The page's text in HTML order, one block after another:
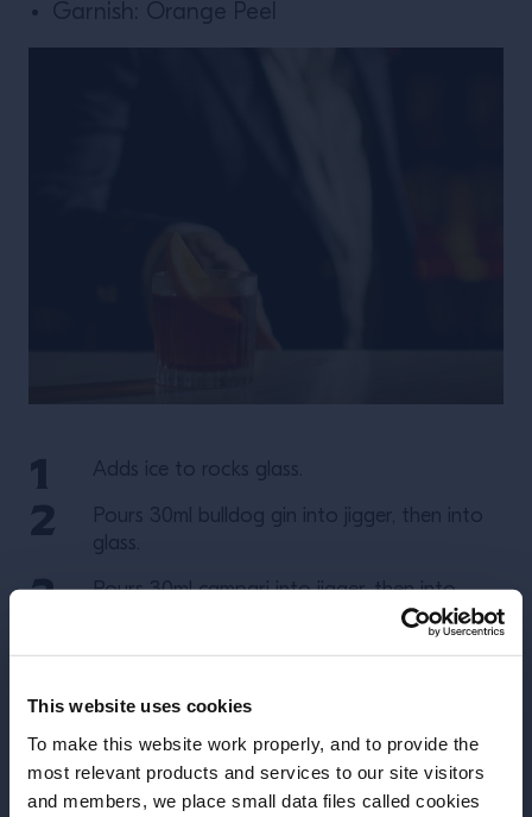
This website uses cookies
To make this website work properly, and to provide the
most relevant products and services to our site visitors
and members, we place small data files called cookies
Garnish: Orange Peel
Adds ice to rocks glass.
Pours 30ml bulldog gin into jigger, then into
glass.
Pours 30ml campari into jigger, then into
Pours 30ml Vermouth rosso into jigger, then
Stirs with a long spoon.
Garnish with an orange slice.